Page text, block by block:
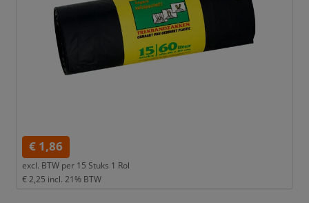
€ 1,86
excl. BTW per 15 Stuks 1 Rol
€ 2,25 incl. 21% BTW